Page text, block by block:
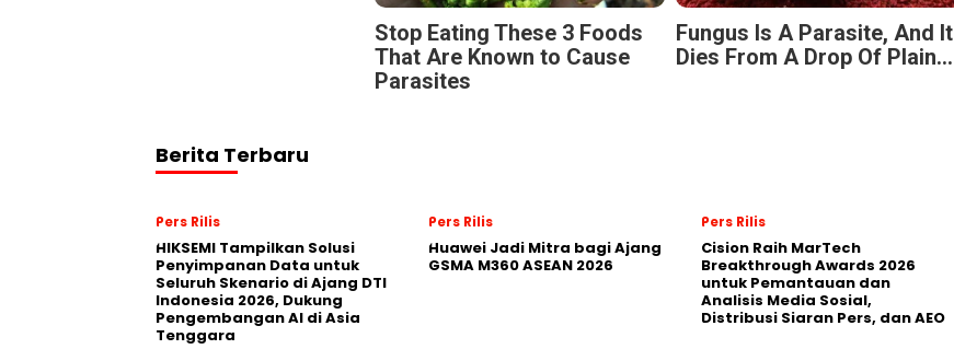
Stop Eating These 3 Foods
That Are Known to Cause
Parasites
Fungus Is A Parasite, And It
Dies From A Drop Of Plain...
Berita Terbaru
Pers Rilis
HIKSEMI Tampilkan Solusi
Penyimpanan Data untuk
Seluruh Skenario di Ajang DTI
Indonesia 2026, Dukung
Pengembangan AI di Asia
Tenggara
Pers Rilis
Huawei Jadi Mitra bagi Ajang
GSMA M360 ASEAN 2026
Pers Rilis
Cision Raih MarTech
Breakthrough Awards 2026
untuk Pemantauan dan
Analisis Media Sosial,
Distribusi Siaran Pers, dan AEO